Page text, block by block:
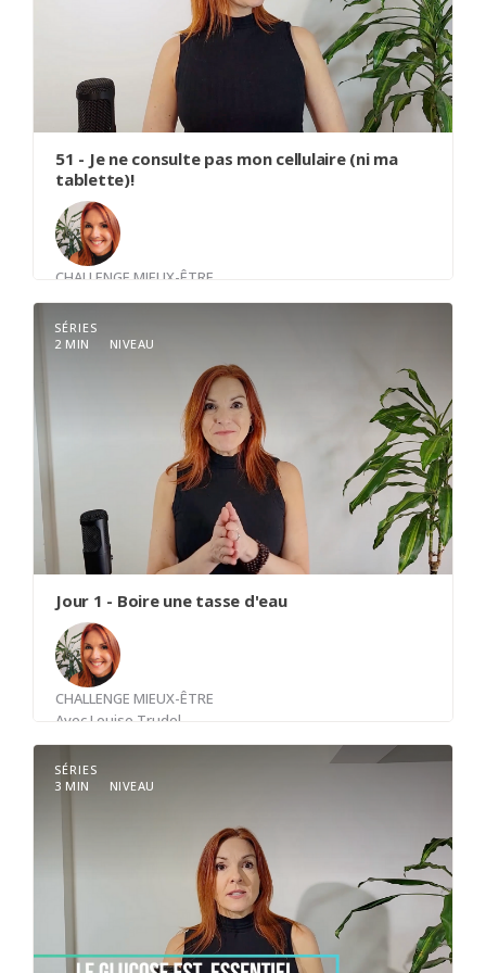
51 - Je ne consulte pas mon cellulaire (ni ma
tablette)!
CHALLENGE MIEUX-ÊTRE
AvecLouise Trudel
Je ne consulte pas mon cellulaire (ni ma tablette)
durant la première heure de ma journée.
La Power Hour est la 1ère heure de la journée,
celle qui t’appartient totalement.
Ton bien-être et ta santé - physique et mentale -
seront optimisés si tu prends de toi dès cette
première heure, parce qu’après, on ne le sait que
trop bien, tout déboule, dérape et les hamsters
se remettent en fonction.
SÉRIES
2 MIN
NIVEAU
Jour 1 - Boire une tasse d'eau
CHALLENGE MIEUX-ÊTRE
AvecLouise Trudel
soit déshydraté. 1.5 litre par jour minimum.
Programmer son téléphone pour rappel.
"Boire une tasse d'eau"
SÉRIES
3 MIN
NIVEAU